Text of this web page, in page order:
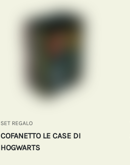
SET REGALO
COFANETTO LE CASE DI
HOGWARTS